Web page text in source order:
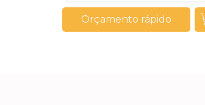
Orçamento rápido